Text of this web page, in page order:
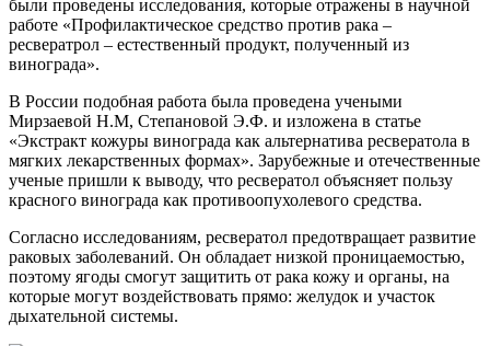
были проведены исследования, которые отражены в научной
работе «Профилактическое средство против рака –
ресвератрол – естественный продукт, полученный из
винограда».
В России подобная работа была проведена учеными
Мирзаевой Н.М, Степановой Э.Ф. и изложена в статье
«Экстракт кожуры винограда как альтернатива ресвератола в
мягких лекарственных формах». Зарубежные и отечественные
ученые пришли к выводу, что ресвератол объясняет пользу
красного винограда как противоопухолевого средства.
Согласно исследованиям, ресвератол предотвращает развитие
раковых заболеваний. Он обладает низкой проницаемостью,
поэтому ягоды смогут защитить от рака кожу и органы, на
которые могут воздействовать прямо: желудок и участок
дыхательной системы.